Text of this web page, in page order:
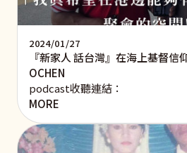
2024/01/27
『新家人 話台灣』在海上基督信
OCHEN
podcast收聽連結：
MORE